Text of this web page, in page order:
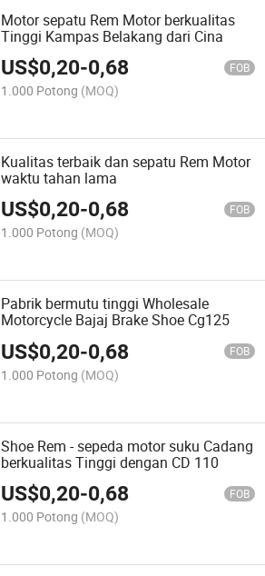
Motor sepatu Rem Motor berkualitas
Tinggi Kampas Belakang dari Cina
US$0,20-0,68 FOB
1.000 Potong (MOQ)
Kualitas terbaik dan sepatu Rem Motor
waktu tahan lama
US$0,20-0,68 FOB
1.000 Potong (MOQ)
Pabrik bermutu tinggi Wholesale
Motorcycle Bajaj Brake Shoe Cg125
US$0,20-0,68 FOB
1.000 Potong (MOQ)
Shoe Rem - sepeda motor suku Cadang
berkualitas Tinggi dengan CD 110
US$0,20-0,68 FOB
1.000 Potong (MOQ)